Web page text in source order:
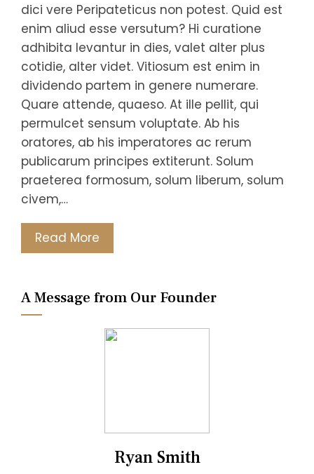
dici vere Peripateticus non potest. Quid est
enim aliud esse versutum? Hi curatione
adhibita levantur in dies, valet alter plus
cotidie, alter videt. Vitiosum est enim in
dividendo partem in genere numerare.
Quare attende, quaeso. At ille pellit, qui
permulcet sensum voluptate. Ab his
oratores, ab his imperatores ac rerum
publicarum principes extiterunt. Solum
praeterea formosum, solum liberum, solum
civem,…
Read More
A Message from Our Founder
Ryan Smith